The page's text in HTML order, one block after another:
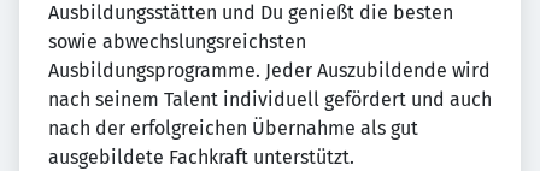
Ausbildungsstätten und Du genießt die besten
sowie abwechslungsreichsten
Ausbildungsprogramme. Jeder Auszubildende wird
nach seinem Talent individuell gefördert und auch
nach der erfolgreichen Übernahme als gut
ausgebildete Fachkraft unterstützt.